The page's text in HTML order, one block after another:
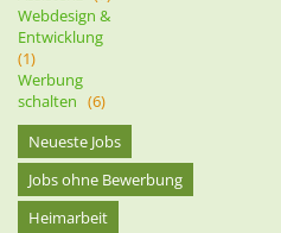
Webdesign &
Entwicklung
(1)
Werbung
schalten (6)
Neueste Jobs
Jobs ohne Bewerbung
Heimarbeit